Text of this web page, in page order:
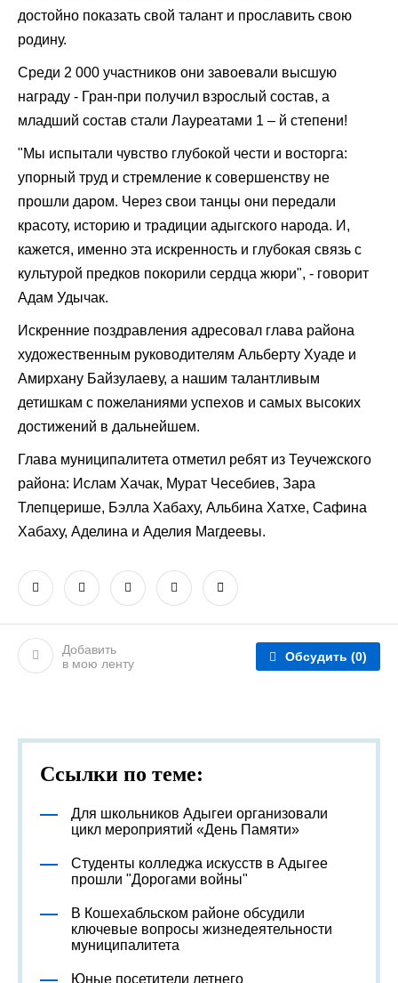
достойно показать свой талант и прославить свою
родину.
Среди 2 000 участников они завоевали высшую
награду - Гран-при получил взрослый состав, а
младший состав стали Лауреатами 1 – й степени!
"Мы испытали чувство глубокой чести и восторга:
упорный труд и стремление к совершенству не
прошли даром. Через свои танцы они передали
красоту, историю и традиции адыгского народа. И,
кажется, именно эта искренность и глубокая связь с
культурой предков покорили сердца жюри", - говорит
Адам Удычак.
Искренние поздравления адресовал глава района
художественным руководителям Альберту Хуаде и
Амирхану Байзулаеву, а нашим талантливым
детишкам с пожеланиями успехов и самых высоких
достижений в дальнейшем.
Глава муниципалитета отметил ребят из Теучежского
района: Ислам Хачак, Мурат Чесебиев, Зара
Тлепцерише, Бэлла Хабаху, Альбина Хатхе, Сафина
Хабаху, Аделина и Аделия Магдеевы.
Добавить
в мою ленту
Обсудить (0)
Ссылки по теме:
Для школьников Адыгеи организовали
цикл мероприятий «День Памяти»
Студенты колледжа искусств в Адыгее
прошли "Дорогами войны"
В Кошехабльском районе обсудили
ключевые вопросы жизнедеятельности
муниципалитета
Юные посетители летнего